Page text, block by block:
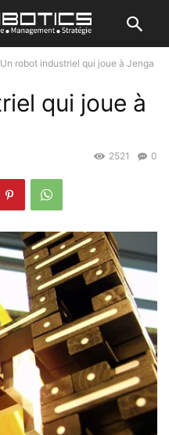
Un robot industriel qui joue à Jenga
qui joue à
0
2521